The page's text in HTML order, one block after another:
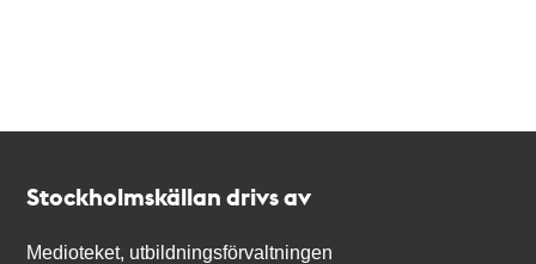
Stockholmskällan drivs av
Medioteket, utbildningsförvaltningen